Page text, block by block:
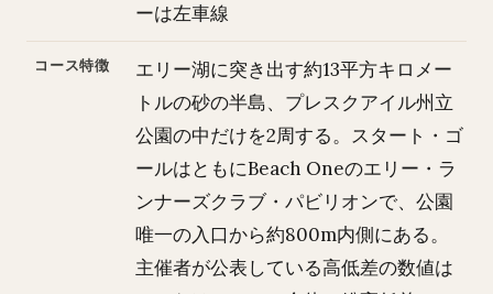
ーは左車線
コース特徴
エリー湖に突き出す約13平方キロメー
トルの砂の半島、プレスクアイル州立
公園の中だけを2周する。スタート・ゴ
ールはともにBeach Oneのエリー・ラ
ンナーズクラブ・パビリオンで、公園
唯一の入口から約800m内側にある。
主催者が公表している高低差の数値は